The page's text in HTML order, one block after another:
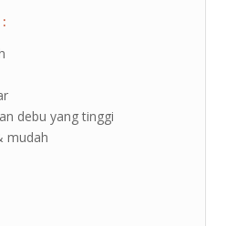
debu yang tinggi
mudah